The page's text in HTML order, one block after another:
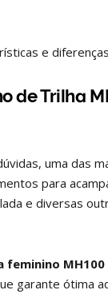
e
de Trilha
uma das
para
e diversas
feminino MH100
garante ótima